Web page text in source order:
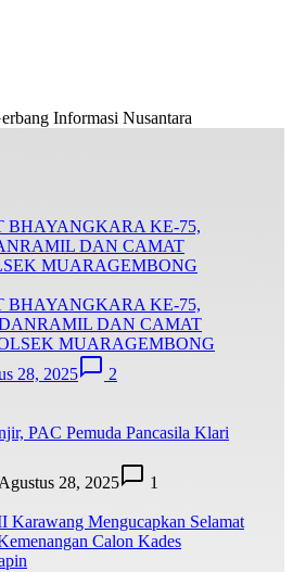
BHAYANGKARA KE-75,
DAN CAMAT
MUARAGEMBONG
28, 2025 2
PAC Pemuda Pancasila Klari
28, 2025
1
Karawang Mengucapkan Selamat
Calon Kades